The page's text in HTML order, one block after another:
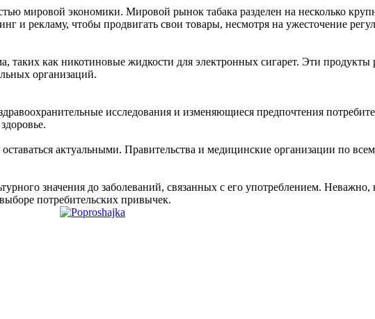
мировой экономики. Мировой рынок табака разделен на несколько
и рекламу, чтобы продвигать свои товары, несмотря на ужесточение
как никотиновые жидкости для электронных сигарет. Эти продукты
организаций.
исследования и изменяющиеся предпочтения
актуальными. Правительства и медицинские организации по
значения до заболеваний, связанных с его употреблением. Неважно,
потребительских привычек.